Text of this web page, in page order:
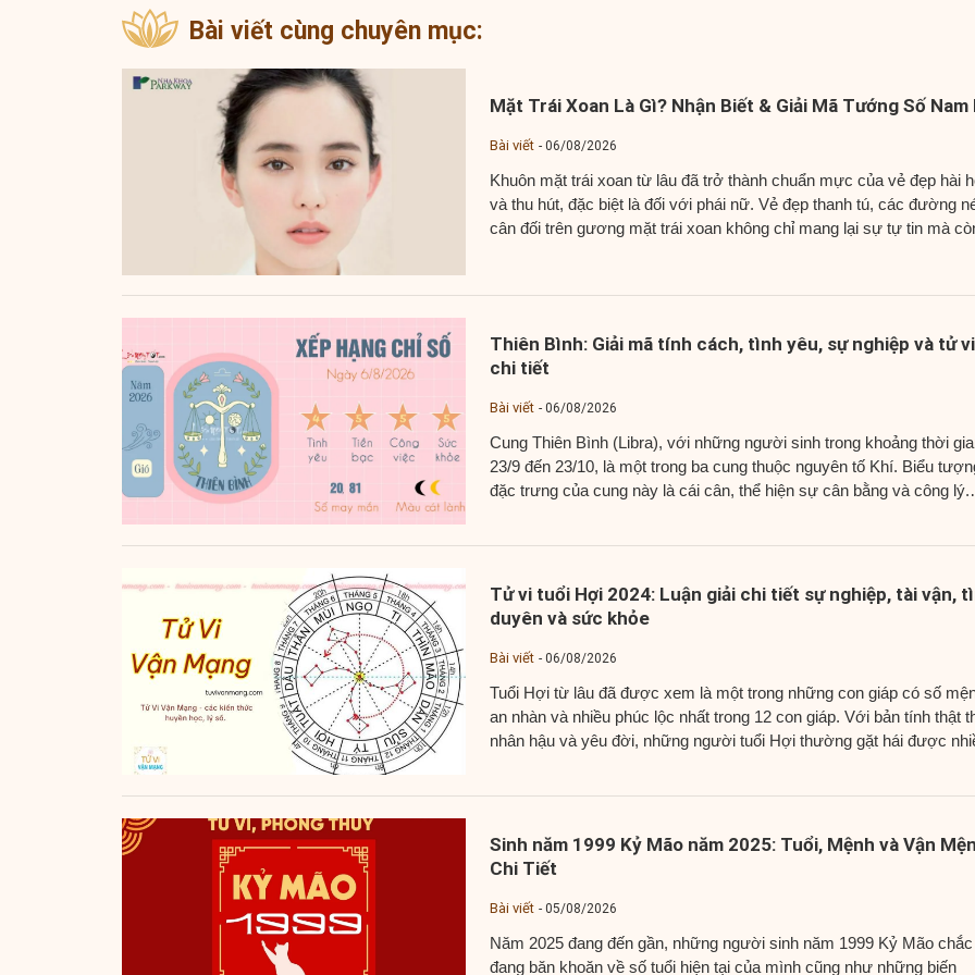
Bài viết cùng chuyên mục:
Mặt Trái Xoan Là Gì? Nhận Biết & Giải Mã Tướng Số Nam
Bài viết 06/08/2026
Khuôn mặt trái xoan từ lâu đã trở thành chuẩn mực của vẻ đẹp hài
và thu hút, đặc biệt là đối với phái nữ. Vẻ đẹp thanh tú, các đường
cân đối trên gương mặt trái xoan không chỉ mang lại sự tự tin mà
Thiên Bình: Giải mã tính cách, tình yêu, sự nghiệp và tử vi
chi tiết
Bài viết 06/08/2026
Cung Thiên Bình (Libra), với những người sinh trong khoảng thời
23/9 đến 23/10, là một trong ba cung thuộc nguyên tố Khí. Biểu
đặc trưng của cung này là cái cân, thể hiện sự cân bằng và công lý.
Tử vi tuổi Hợi 2024: Luận giải chi tiết sự nghiệp, tài vận,
duyên và sức khỏe
Bài viết 06/08/2026
Tuổi Hợi từ lâu đã được xem là một trong những con giáp có số
an nhàn và nhiều phúc lộc nhất trong 12 con giáp. Với bản tính thật
nhân hậu và yêu đời, những người tuổi Hợi thường gặt hái được
Sinh năm 1999 Kỷ Mão năm 2025: Tuổi, Mệnh và Vận
Chi Tiết
Bài viết 05/08/2026
Năm 2025 đang đến gần, những người sinh năm 1999 Kỷ Mão
đang băn khoăn về số tuổi hiện tại của mình cũng như những biến